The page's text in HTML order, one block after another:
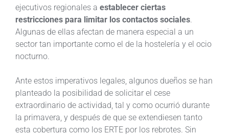
ejecutivos regionales a establecer ciertas
restricciones para limitar los contactos sociales.
Algunas de ellas afectan de manera especial a un
sector tan importante como el de la hostelería y el ocio
nocturno.
Ante estos imperativos legales, algunos dueños se han
planteado la posibilidad de solicitar el cese
extraordinario de actividad, tal y como ocurrió durante
la primavera, y después de que se extendiesen tanto
esta cobertura como los ERTE por los rebrotes. Sin